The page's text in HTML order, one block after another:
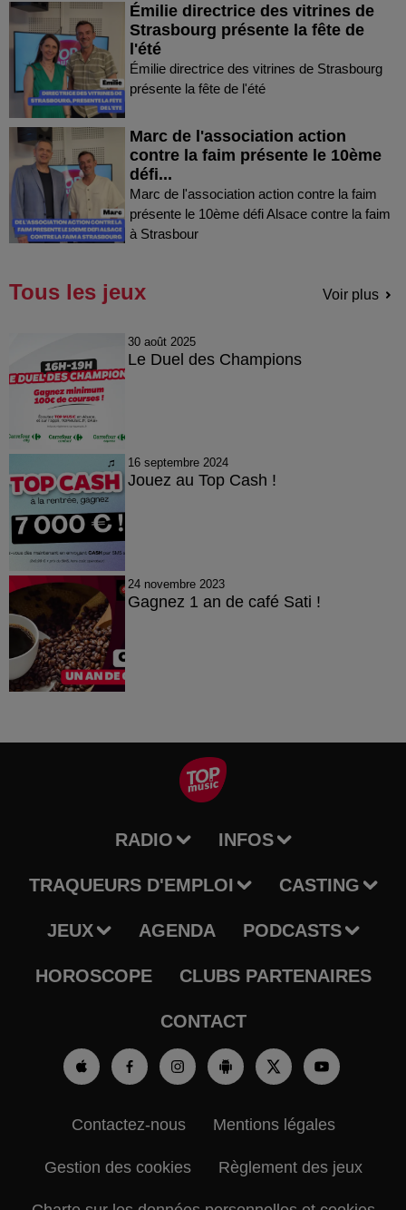
Émilie directrice des vitrines de
Strasbourg présente la fête de
l'été
Émilie directrice des vitrines de Strasbourg
présente la fête de l'été
Marc de l'association action
contre la faim présente le 10ème
défi...
Marc de l'association action contre la faim
présente le 10ème défi Alsace contre la faim
à Strasbour
Tous les jeux Voir plus
30 août 2025
Le Duel des Champions
16 septembre 2024
Jouez au Top Cash !
24 novembre 2023
Gagnez 1 an de café Sati !
RADIO INFOS
TRAQUEURS D'EMPLOI CASTING
JEUX AGENDA PODCASTS
HOROSCOPE CLUBS PARTENAIRES
CONTACT
Contactez-nous Mentions légales
Gestion des cookies Règlement des jeux